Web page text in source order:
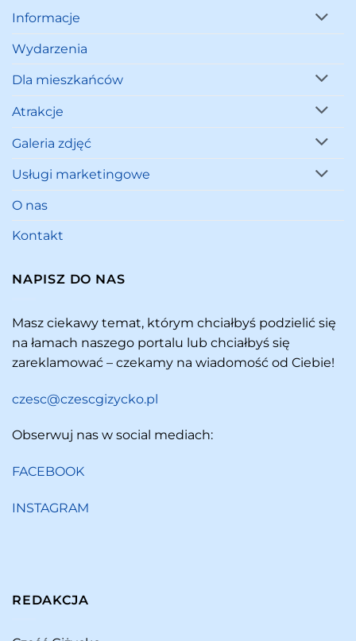
Informacje
Wydarzenia
Dla mieszkańców
Atrakcje
Galeria zdjęć
Usługi marketingowe
O nas
Kontakt
NAPISZ DO NAS
Masz ciekawy temat, którym chciałbyś podzielić się
na łamach naszego portalu lub chciałbyś się
zareklamować – czekamy na wiadomość od Ciebie!
czesc@czescgizycko.pl
Obserwuj nas w social mediach:
FACEBOOK
INSTAGRAM
REDAKCJA